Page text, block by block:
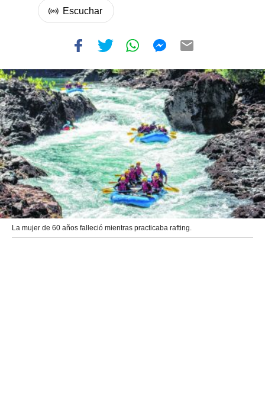
La mujer de 60 años falleció mientras practicaba rafting.